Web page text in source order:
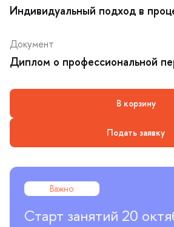
В корзину
Подать заявку
Индивидуальный подход в
Документ
Диплом о профессиональной
Важно
Старт занятий 20